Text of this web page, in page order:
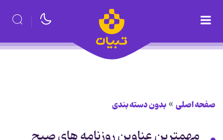
صفحه اصلی بدون دسته بندی